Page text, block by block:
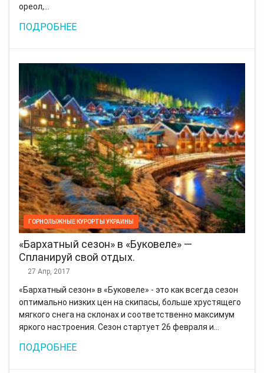
ореол,…
ПОДРОБНЕЕ
ГОРНОЛЫЖНЫЕ КУРОРТЫ УКРАИНЫ
«Бархатный сезон» в «Буковеле» —
Спланируй свой отдых.
27 Апр, 2017
«Бархатный сезон» в «Буковеле» - это как всегда сезон
оптимально низких цен на скипасы, больше хрустящего
мягкого снега на склонах и соответственно максимум
яркого настроения. Сезон стартует 26 февраля и…
ПОДРОБНЕЕ